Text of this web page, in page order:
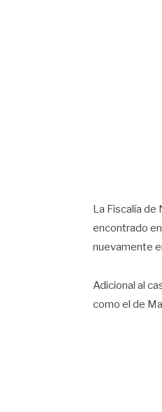
La Fiscalía de
encontrado
nuevamente
Adicional al
como el de